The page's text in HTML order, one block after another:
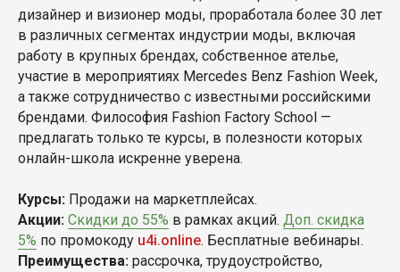
дизайнер и визионер моды, проработала более 30 лет
в различных сегментах индустрии моды, включая
работу в крупных брендах, собственное ателье,
участие в мероприятиях Mercedes Benz Fashion Week,
а также сотрудничество с известными российскими
брендами. Философия Fashion Factory School —
предлагать только те курсы, в полезности которых
онлайн-школа искренне уверена.
Курсы: Продажи на маркетплейсах.
Акции: Скидки до 55% в рамках акций. Доп. скидка
5% по промокоду u4i.online. Бесплатные вебинары.
Преимущества: рассрочка, трудоустройство,